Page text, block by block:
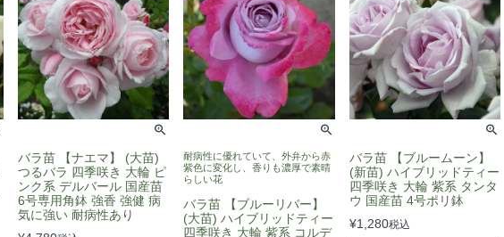
バラ苗 【ナエマ】 (大苗)
つるバラ 四季咲き 大輪 ピ
ンク系 デルバール 国産苗
6号専用角鉢 強香 強健 病
気に強い 耐病性あり
耐病性に優れていて、外弁から赤
紫色に変化し、香りも濃厚で素晴
らしい花
バラ苗 【ブルーリバー】
(大苗) ハイブリッドティー
四季咲き 大輪 紫系 コルデ
バラ苗 【ブルームーン】
(新苗) ハイブリッドティー
四季咲き 大輪 紫系 タンタ
ウ 国産苗 4号ポリ鉢
¥1,280税込